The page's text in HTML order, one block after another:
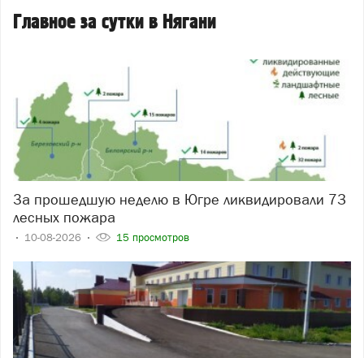
Главное за сутки в Нягани
За прошедшую неделю в Югре ликвидировали 73
лесных пожара
10-08-2026 15 просмотров